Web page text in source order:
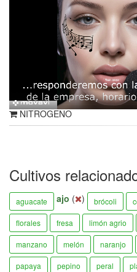
NITROGENO
Cultivos
aguacate ajo ( ) brócoli
florales fresa limón agrio
manzano melón naranjo
papaya pepino peral